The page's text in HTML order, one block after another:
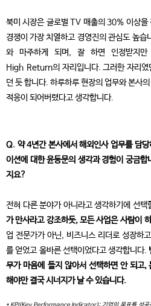
북미 시장은 글로벌 TV 매출의 30% 이상을
경쟁이 가장 치열하고 경영진의 관심도 높
와 마주하게 되며, 잘 하면 인정받지
High Return의 자리입니다. 그러한 자리였
던 듯 합니다. 하루하루 현장의 업무와 본사
적응이 되어버렸다고 생각합니다.
Q. 약 4년간 본사에서 해외인사 업무를 담
이션에 대한 윤동문의 생각과 경험이 궁금
지요?
전혀 다른 분야가 아니라고 생각하기에 선택
가 만사라고 강조하듯, 모든 사업은 사람이
업 전문가가 아닌, 비즈니스 리더로 성장하
를 얻었고 올바른 선택이었다고 생각합니다.
무가 마음에 들지 않아서 선택하면 안 되고,
해야만 결국 시너지가 날 수 있습니다.